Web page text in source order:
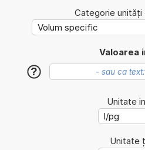
Categorie unități
Valoarea
?
Unitate
Unitate